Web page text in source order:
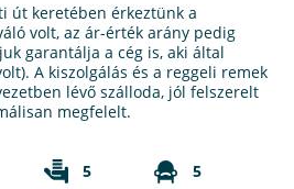
út keretében érkeztünk a
volt, az ár-érték arány pedig
garantálja a cég is, aki által
A kiszolgálás és a reggeli remek
lévő szálloda, jól felszerelt
megfelelt.
5
5